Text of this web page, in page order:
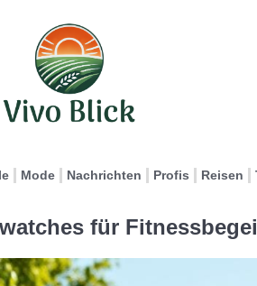
Mode Nachrichten Profis Reisen
für